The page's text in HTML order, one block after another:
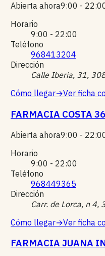
Abierta ahora9:00 -
Horario
9:00 - 22:00
Teléfono
968413204
Dirección
Calle Iberia, 31,
Cómo llegar→Ver ficha
FARMACIA COSTA
Abierta ahora9:00 -
Horario
9:00 - 22:00
Teléfono
968449365
Dirección
Carr. de Lorca, n 4,
Cómo llegar→Ver ficha
FARMACIA JUANA